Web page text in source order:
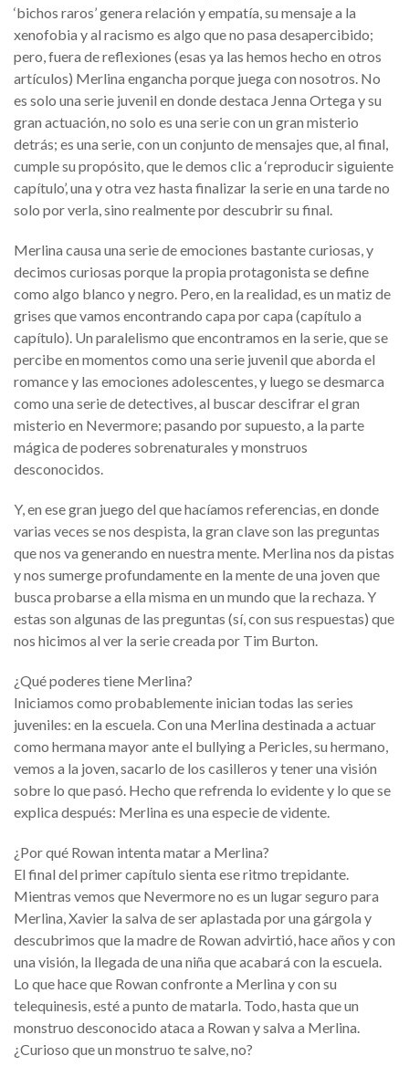
‘bichos raros’ genera relación y empatía, su mensaje a la
xenofobia y al racismo es algo que no pasa desapercibido;
pero, fuera de reflexiones (esas ya las hemos hecho en otros
artículos) Merlina engancha porque juega con nosotros. No
es solo una serie juvenil en donde destaca Jenna Ortega y su
gran actuación, no solo es una serie con un gran misterio
detrás; es una serie, con un conjunto de mensajes que, al final,
cumple su propósito, que le demos clic a ‘reproducir siguiente
capítulo’, una y otra vez hasta finalizar la serie en una tarde no
solo por verla, sino realmente por descubrir su final.
Merlina causa una serie de emociones bastante curiosas, y
decimos curiosas porque la propia protagonista se define
como algo blanco y negro. Pero, en la realidad, es un matiz de
grises que vamos encontrando capa por capa (capítulo a
capítulo). Un paralelismo que encontramos en la serie, que se
percibe en momentos como una serie juvenil que aborda el
romance y las emociones adolescentes, y luego se desmarca
como una serie de detectives, al buscar descifrar el gran
misterio en Nevermore; pasando por supuesto, a la parte
mágica de poderes sobrenaturales y monstruos
desconocidos.
Y, en ese gran juego del que hacíamos referencias, en donde
varias veces se nos despista, la gran clave son las preguntas
que nos va generando en nuestra mente. Merlina nos da pistas
y nos sumerge profundamente en la mente de una joven que
busca probarse a ella misma en un mundo que la rechaza. Y
estas son algunas de las preguntas (sí, con sus respuestas) que
nos hicimos al ver la serie creada por Tim Burton.
¿Qué poderes tiene Merlina?
Iniciamos como probablemente inician todas las series
juveniles: en la escuela. Con una Merlina destinada a actuar
como hermana mayor ante el bullying a Pericles, su hermano,
vemos a la joven, sacarlo de los casilleros y tener una visión
sobre lo que pasó. Hecho que refrenda lo evidente y lo que se
explica después: Merlina es una especie de vidente.
¿Por qué Rowan intenta matar a Merlina?
El final del primer capítulo sienta ese ritmo trepidante.
Mientras vemos que Nevermore no es un lugar seguro para
Merlina, Xavier la salva de ser aplastada por una gárgola y
descubrimos que la madre de Rowan advirtió, hace años y con
una visión, la llegada de una niña que acabará con la escuela.
Lo que hace que Rowan confronte a Merlina y con su
telequinesis, esté a punto de matarla. Todo, hasta que un
monstruo desconocido ataca a Rowan y salva a Merlina.
¿Curioso que un monstruo te salve, no?